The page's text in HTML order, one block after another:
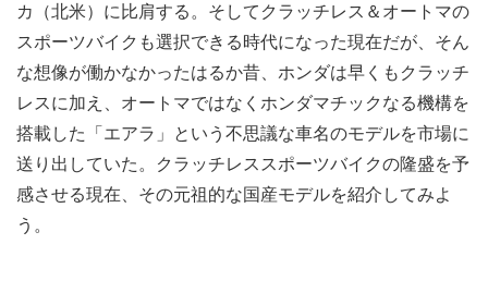
カ（北米）に比肩する。そしてクラッチレス＆オートマの
スポーツバイクも選択できる時代になった現在だが、そん
な想像が働かなかったはるか昔、ホンダは早くもクラッチ
レスに加え、オートマではなくホンダマチックなる機構を
搭載した「エアラ」という不思議な車名のモデルを市場に
送り出していた。クラッチレススポーツバイクの隆盛を予
感させる現在、その元祖的な国産モデルを紹介してみよ
う。